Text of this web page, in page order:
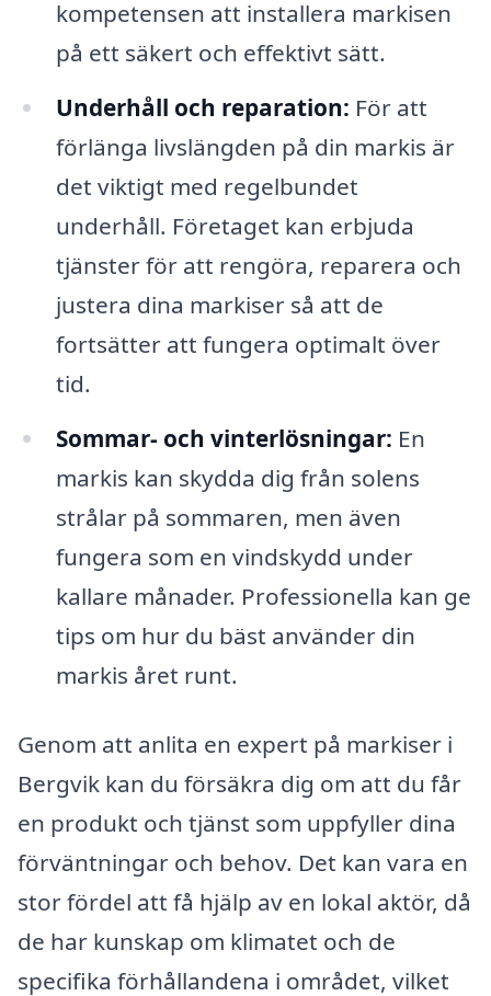
kompetensen att installera markisen
på ett säkert och effektivt sätt.
Underhåll och reparation: För att
förlänga livslängden på din markis är
det viktigt med regelbundet
underhåll. Företaget kan erbjuda
tjänster för att rengöra, reparera och
justera dina markiser så att de
fortsätter att fungera optimalt över
tid.
Sommar- och vinterlösningar: En
markis kan skydda dig från solens
strålar på sommaren, men även
fungera som en vindskydd under
kallare månader. Professionella kan ge
tips om hur du bäst använder din
markis året runt.
Genom att anlita en expert på markiser i
Bergvik kan du försäkra dig om att du får
en produkt och tjänst som uppfyller dina
förväntningar och behov. Det kan vara en
stor fördel att få hjälp av en lokal aktör, då
de har kunskap om klimatet och de
specifika förhållandena i området, vilket